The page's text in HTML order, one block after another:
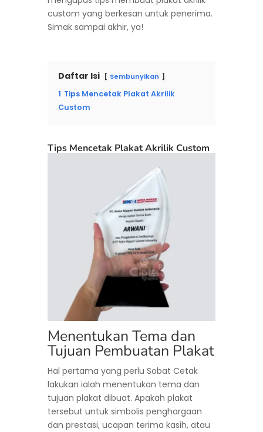
custom yang berkesan untuk penerima.
Simak sampai akhir, ya!
Daftar Isi Sembunyikan
1 Tips Mencetak Plakat Akrilik
Custom
Tips Mencetak Plakat Akrilik Custom
Menentukan Tema dan
Tujuan Pembuatan Plakat
Hal pertama yang perlu Sobat Cetak
lakukan ialah menentukan tema dan
tujuan plakat dibuat. Apakah plakat
tersebut untuk simbolis penghargaan
dan prestasi, ucapan terima kasih, atau